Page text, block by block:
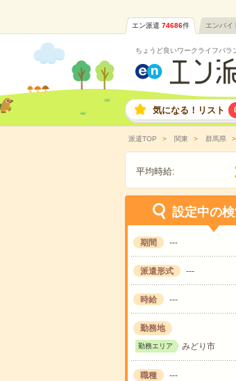
エン派遣 74686件 エンバイ
ちょうど良いワークライフバラ
気になる！リスト
派遣TOP 関東 群馬県
平均時給:
設定中の
期間 ---
派遣形式 ---
時給 ---
勤務地
勤務エリア みどり市
職種 ---